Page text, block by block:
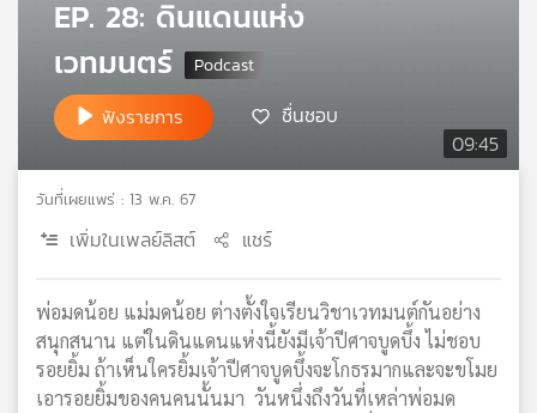
เกี่ยว
เครือ
ข่าย
เอส
09:45
EP. 28: ดินแดนแห่ง
เวทมนตร์
ฟังรายการ ชื่นชอบ
วันที่เผยแพร่ : 13 พ.ค. 67
เพิ่มในเพลย์ลิสต์ แชร์
พ่อมดน้อย แม่มดน้อย ต่างตั้งใจเรียนวิชาเวทมนต์กันอย่าง
สนุกสนาน แต่ในดินแดนแห่งนี้ยังมีเจ้าปีศาจบูดบึ้ง ไม่ชอบ
รอยยิ้ม ถ้าเห็นใครยิ้มเจ้าปีศาจบูดบึ้งจะโกธรมากและจะขโมย
เอารอยยิ้มของคนคนนั้นมา วันหนึ่งถึงวันที่เหล่าพ่อมด